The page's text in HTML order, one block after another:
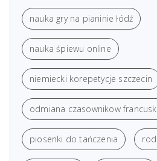
nauka gry na pianinie łódź
nauka śpiewu online
niemiecki korepetycje szczecin
odmiana czasownikow
piosenki do tańczenia